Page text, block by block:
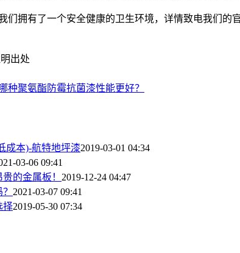
拥有了一个安全健康的卫生环境，详情致电我们的官
出处
种聚氨酯防霉抗菌漆性能更好？
成本)-航特地坪漆2019-03-01 04:34
03-06 09:41
的金属板！ 2019-12-24 04:47
2021-03-07 09:41
择2019-05-30 07:34